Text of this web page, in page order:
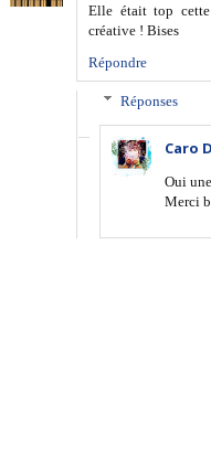
Elle était top
créative ! Bises
Répondre
Réponses
Caro
Oui
Merci